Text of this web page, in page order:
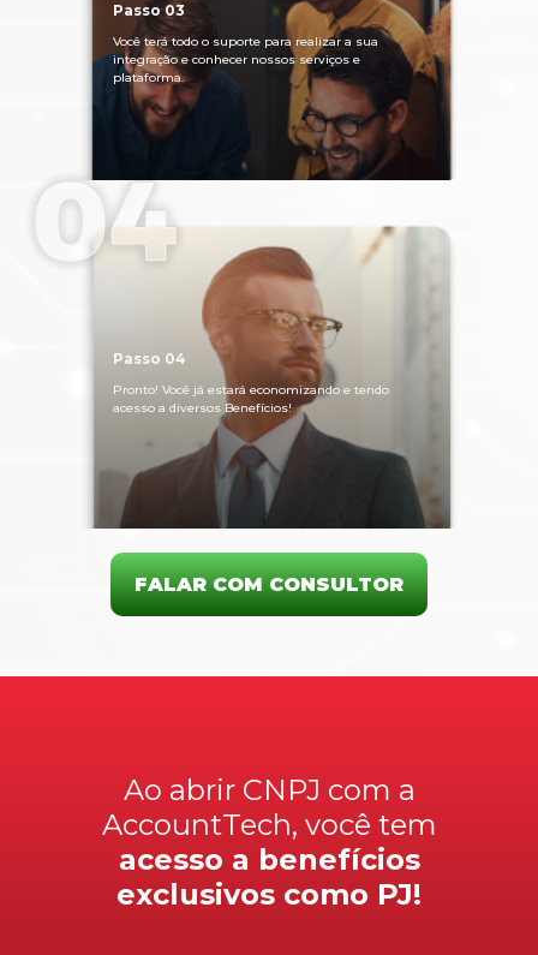
Passo 03
Você terá todo o suporte para realizar a sua
integração e conhecer nossos serviços e
plataforma.
Passo 04
Pronto! Você já estará economizando e tendo
acesso a diversos Benefícios!
FALAR COM CONSULTOR
Ao abrir CNPJ com a
AccountTech, você tem
acesso a benefícios
exclusivos como PJ!